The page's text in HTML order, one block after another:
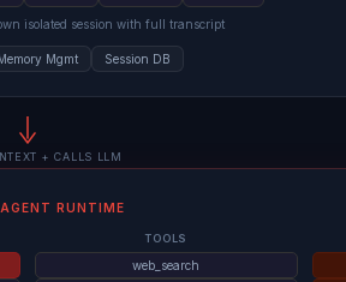
isolated session with full transcript
Mgmt Session DB
+ CALLS LLM
RUNTIME
TOOLS
web_search